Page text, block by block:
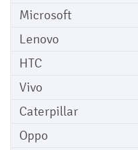
Microsoft
Lenovo
HTC
Vivo
Caterpillar
Oppo